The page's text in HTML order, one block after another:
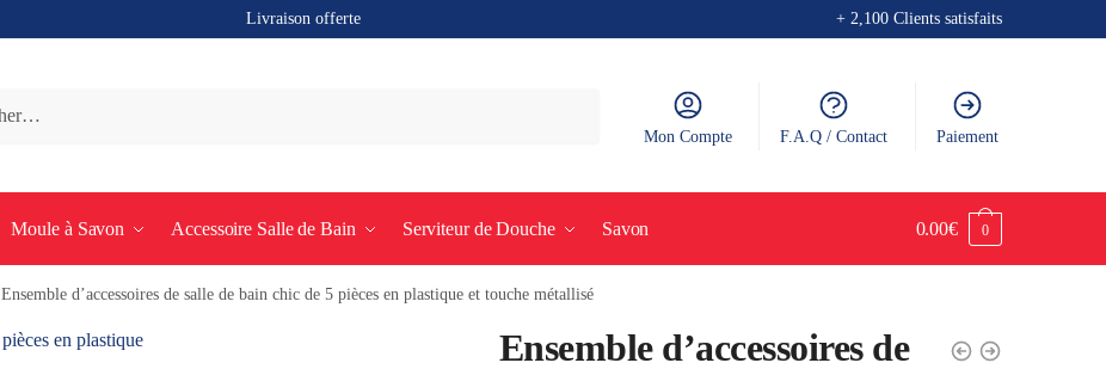
Livraison offerte + 2,100 Clients satisfaits
Mon Compte F.A.Q / Contact Paiement
Moule à Savon Accessoire Salle de Bain Serviteur de Douche Savon 0.00€ 0
Ensemble d’accessoires de salle de bain chic de 5 pièces en plastique et touche métallisé
Ensemble d’accessoires de